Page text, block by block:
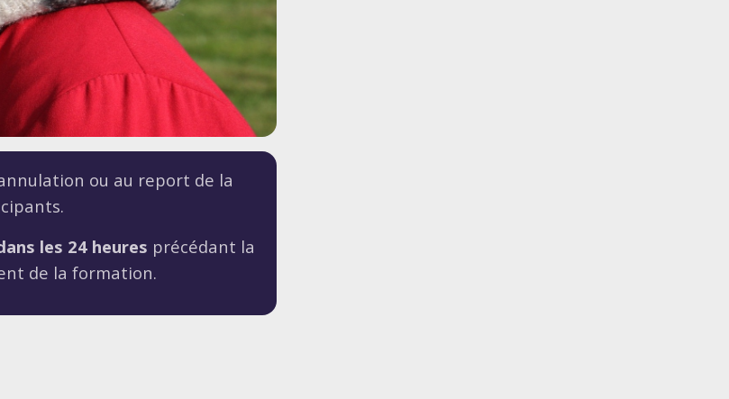
ou au report de la
les 24 heures précédant la
de la formation.